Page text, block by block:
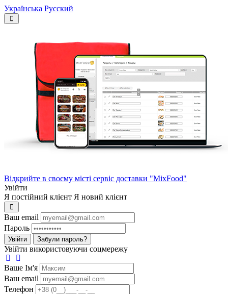
Українська Русский
Відкрийте в своєму місті сервіс доставки "MixFood"
Увійти
Я постійний клієнт Я новий клієнт
Ваш email
Пароль
Увійти Забули пароль?
Увійти використовуючи соцмережу
Ваше Iм'я
Ваш email
Телефон